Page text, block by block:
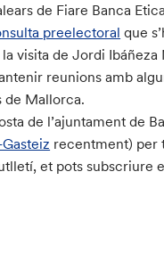
de Fiare Banca
preelectoral que
visita de Jordi
reunions amb
de Mallorca.
de l’ajuntament de
recentment) per
et pots subscriure